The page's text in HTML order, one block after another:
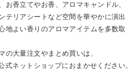
お香立てやお香、アロマキャンドル、
テリアシートなど空間を華やかに演出
地よい香りのアロマアイテムを多数取
の大量注文やまとめ買いは、
ネットショップにおまかせください。